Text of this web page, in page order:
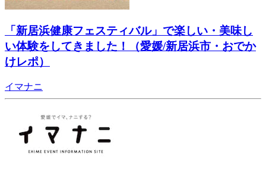
「新居浜健康フェスティバル」で楽しい・美味し
い体験をしてきました！（愛媛/新居浜市・おでか
けレポ）
イマナニ